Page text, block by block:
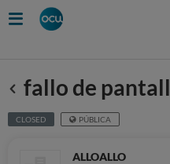
Anterior
fallo de
CLOSED PÚBLICA
ALLOALLO